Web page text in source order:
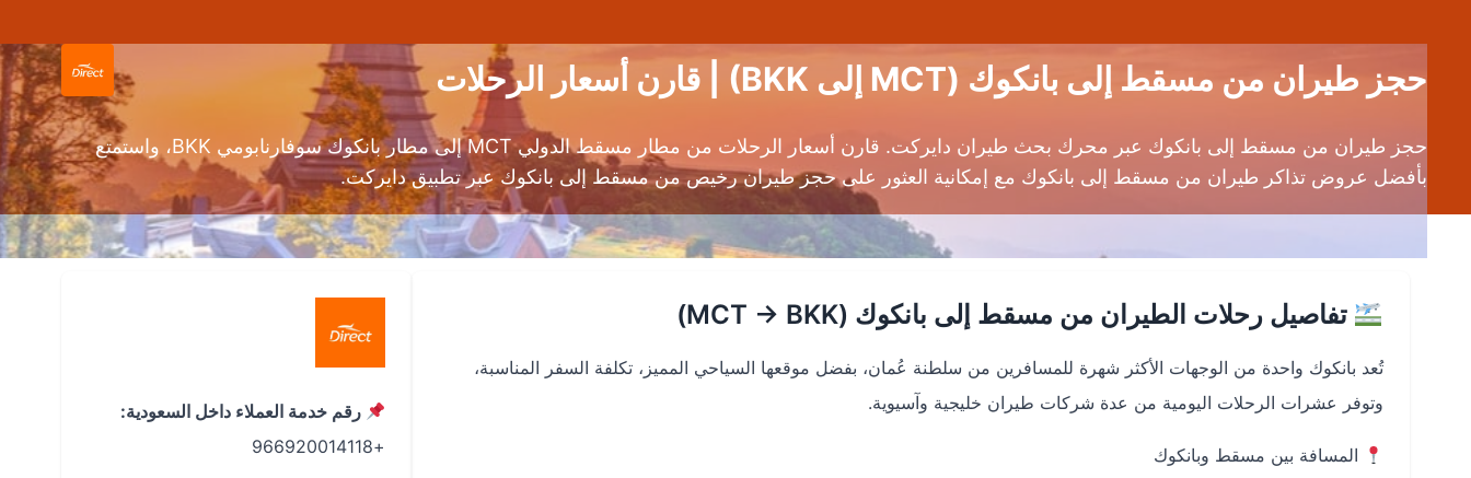
حجز طيران من مسقط إلى بانكوك (MCT إلى BKK) | قارن أسعار الرحلات
حجز طيران من مسقط إلى بانكوك عبر محرك بحث طيران دايركت. قارن أسعار الرحلات من مطار مسقط الدولي MCT إلى مطار بانكوك سوفارنابومي BKK، واستمتع
بأفضل عروض تذاكر طيران من مسقط إلى بانكوك مع إمكانية العثور على حجز طيران رخيص من مسقط إلى بانكوك عبر تطبيق دايركت.
تفاصيل رحلات الطيران من مسقط إلى بانكوك (MCT → BKK)
تُعد بانكوك واحدة من الوجهات الأكثر شهرة للمسافرين من سلطنة عُمان، بفضل موقعها السياحي المميز، تكلفة السفر المناسبة،
وتوفر عشرات الرحلات اليومية من عدة شركات طيران خليجية وآسيوية.
المسافة بين مسقط وبانكوك
رقم خدمة العملاء داخل السعودية:
+966920014118